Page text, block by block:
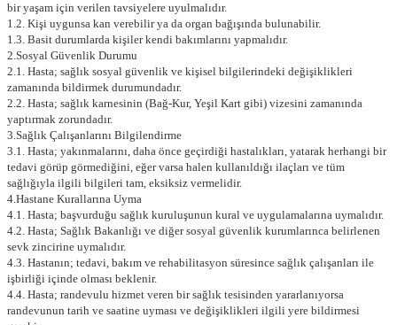
bir yaşam için verilen tavsiyelere uyulmalıdır.
1.2. Kişi uygunsa kan verebilir ya da organ bağışında bulunabilir.
1.3. Basit durumlarda kişiler kendi bakımlarını yapmalıdır.
2.Sosyal Güvenlik Durumu
2.1. Hasta; sağlık sosyal güvenlik ve kişisel bilgilerindeki değişiklikleri
zamanında bildirmek durumundadır.
2.2. Hasta; sağlık karnesinin (Bağ-Kur, Yeşil Kart gibi) vizesini zamanında
yaptırmak zorundadır.
3.Sağlık Çalışanlarını Bilgilendirme
3.1. Hasta; yakınmalarını, daha önce geçirdiği hastalıkları, yatarak herhangi bir
tedavi görüp görmediğini, eğer varsa halen kullanıldığı ilaçları ve tüm
sağlığıyla ilgili bilgileri tam, eksiksiz vermelidir.
4.Hastane Kurallarına Uyma
4.1. Hasta; başvurduğu sağlık kuruluşunun kural ve uygulamalarına uymalıdır.
4.2. Hasta; Sağlık Bakanlığı ve diğer sosyal güvenlik kurumlarınca belirlenen
sevk zincirine uymalıdır.
4.3. Hastanın; tedavi, bakım ve rehabilitasyon süresince sağlık çalışanları ile
işbirliği içinde olması beklenir.
4.4. Hasta; randevulu hizmet veren bir sağlık tesisinden yararlanıyorsa
randevunun tarih ve saatine uyması ve değişiklikleri ilgili yere bildirmesi